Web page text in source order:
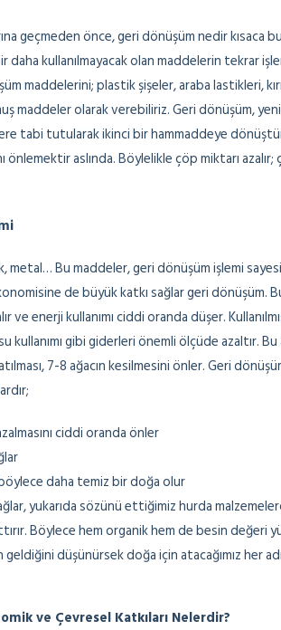
geçmeden önce, geri dönüşüm nedir kısaca bu
daha kullanılmayacak olan maddelerin tekrar
maddelerini; plastik şişeler, araba lastikleri,
maddeler olarak verebiliriz. Geri dönüşüm,
tabi tutularak ikinci bir hammaddeye
önlemektir aslında. Böylelikle çöp miktarı
metal… Bu maddeler, geri dönüşüm işlemi
de büyük katkı sağlar geri dönüşüm.
ve enerji kullanımı ciddi oranda düşer.
kullanımı gibi giderleri önemli ölçüde azaltır.
7-8 ağacın kesilmesini önler. Geri
ciddi oranda önler
daha temiz bir doğa olur
yukarıda sözünü ettiğimiz hurda
Böylece hem organik hem de besin değeri
geldiğini düşünürsek doğa için atacağımız her
ve Çevresel Katkıları Nelerdir?